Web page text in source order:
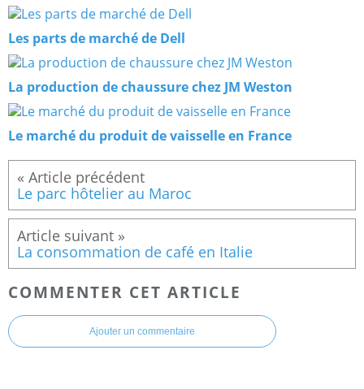
Les parts de marché de Dell
La production de chaussure chez JM Weston
Le marché du produit de vaisselle en France
Le parc hôtelier au Maroc
La consommation de café en Italie
COMMENTER CET ARTICLE
Ajouter un commentaire